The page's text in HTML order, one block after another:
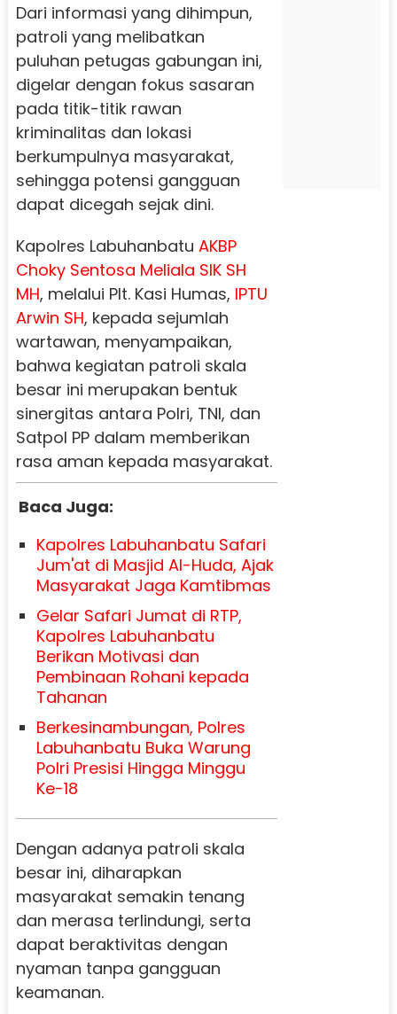
Dari informasi yang dihimpun,
patroli yang melibatkan
puluhan petugas gabungan ini,
digelar dengan fokus sasaran
pada titik-titik rawan
kriminalitas dan lokasi
berkumpulnya masyarakat,
sehingga potensi gangguan
dapat dicegah sejak dini.
Kapolres Labuhanbatu AKBP
Choky Sentosa Meliala SIK SH
MH, melalui Plt. Kasi Humas, IPTU
Arwin SH, kepada sejumlah
wartawan, menyampaikan,
bahwa kegiatan patroli skala
besar ini merupakan bentuk
sinergitas antara Polri, TNI, dan
Satpol PP dalam memberikan
rasa aman kepada masyarakat.
Baca Juga:
Kapolres Labuhanbatu Safari
Jum'at di Masjid Al-Huda, Ajak
Masyarakat Jaga Kamtibmas
Gelar Safari Jumat di RTP,
Kapolres Labuhanbatu
Berikan Motivasi dan
Pembinaan Rohani kepada
Tahanan
Berkesinambungan, Polres
Labuhanbatu Buka Warung
Polri Presisi Hingga Minggu
Ke-18
Dengan adanya patroli skala
besar ini, diharapkan
masyarakat semakin tenang
dan merasa terlindungi, serta
dapat beraktivitas dengan
nyaman tanpa gangguan
keamanan.